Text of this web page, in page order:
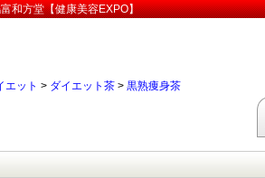
和方堂【健康美容EXPO】
エット > ダイエット茶 > 黒熟痩身茶